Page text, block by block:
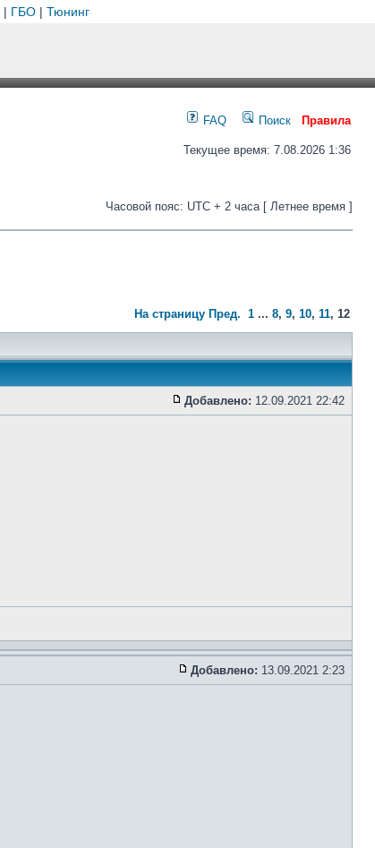
| ГБО| Тюнинг
FAQ Поиск Правила
Текущее время: 7.08.2026 1:36
Часовой пояс: UTC + 2 часа [ Летнее время ]
На страницу Пред. 1 ... 8, 9, 10, 11, 12
Добавлено: 12.09.2021 22:42
Добавлено: 13.09.2021 2:23